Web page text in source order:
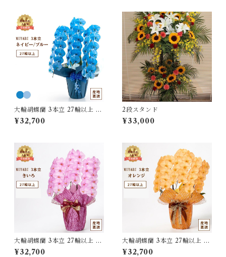
大輪胡蝶蘭 3本立 27輪以上 M
IYABI ネイビー/ブルー
¥32,700
2段スタンド
¥33,000
大輪胡蝶蘭 3本立 27輪以上 M
IYABI さくら
¥32,700
大輪胡蝶蘭 3本立 27輪以上 M
IYABI オレンジ
¥32,700